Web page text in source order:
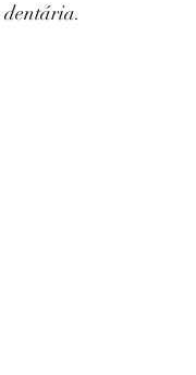
dentária.